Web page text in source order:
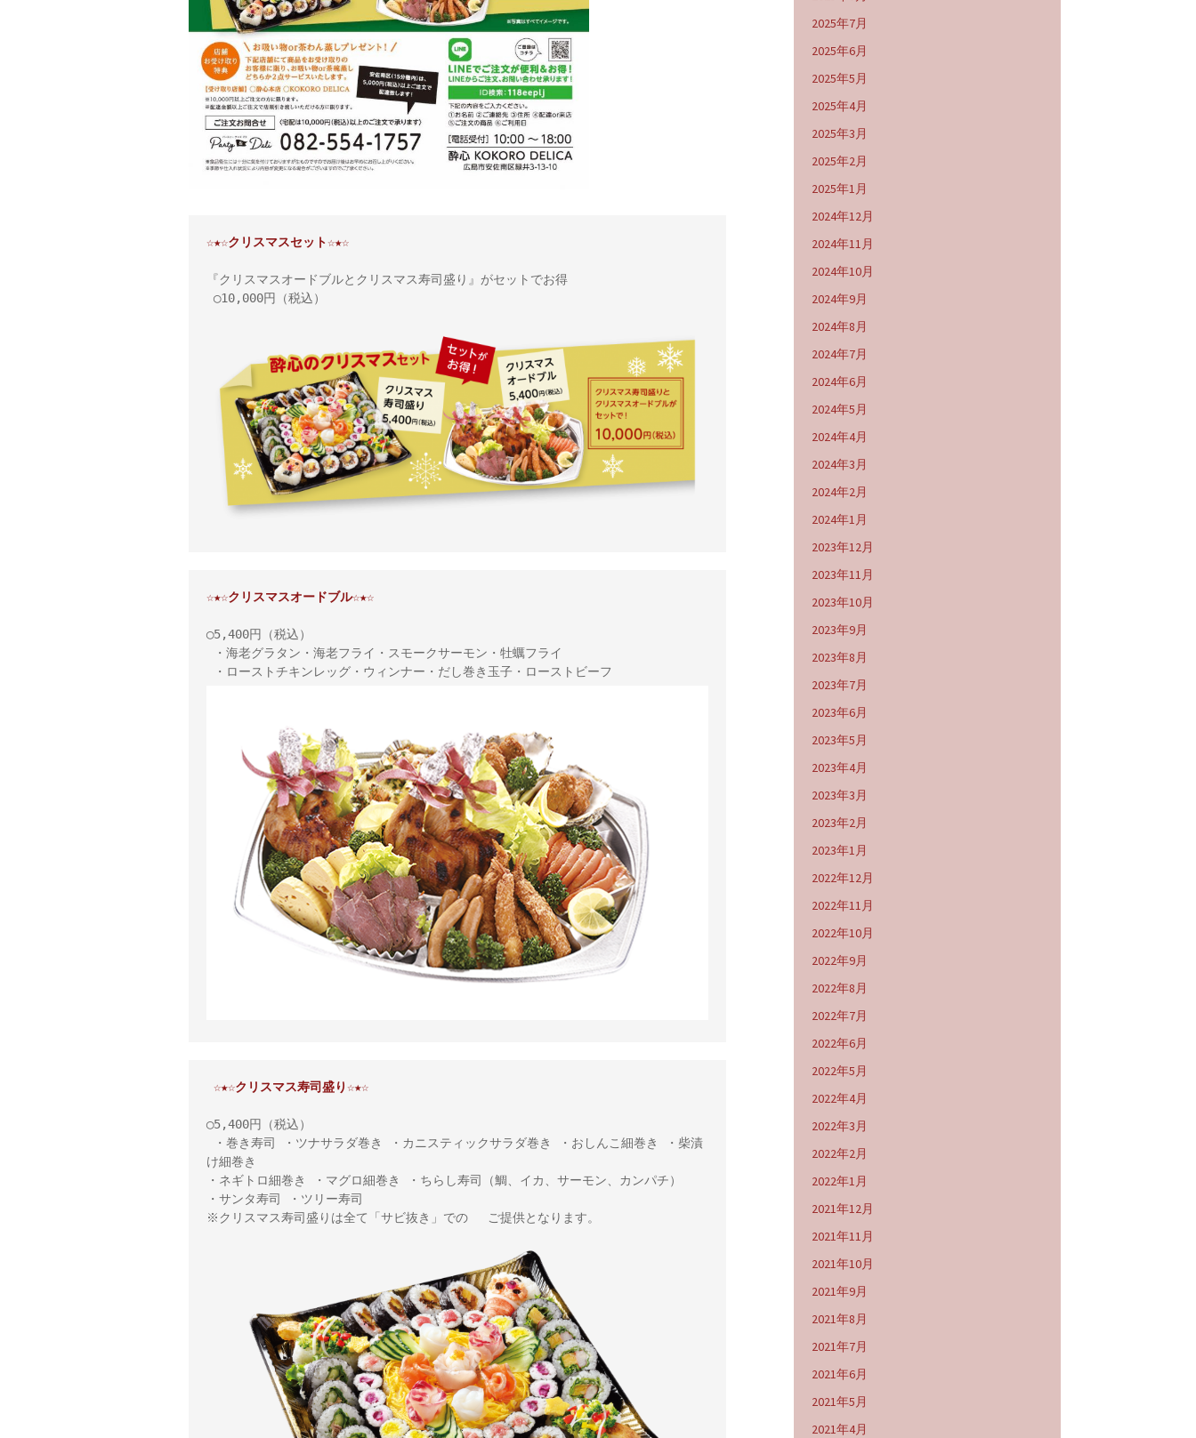
☆★☆クリスマスセット☆★☆
『クリスマスオードブルとクリスマス寿司盛り』がセットでお得
◯10,000円（税込）
☆★☆クリスマスオードブル☆★☆
◯5,400円（税込）
・ローストチキンレッグ・ウィンナー・だし巻き玉子・ローストビーフ
☆★☆クリスマス寿司盛り☆★☆
◯5,400円（税込）
け細巻き
・ネギトロ細巻き ・マグロ細巻き ・ちらし寿司（鯛、イカ、サーモン、カンパチ）
・サンタ寿司 ・ツリー寿司
※クリスマス寿司盛りは全て「サビ抜き」での 　ご提供となります。
2025年7月
2025年6月
2025年5月
2025年4月
2025年3月
2025年2月
2025年1月
2024年12月
2024年11月
2024年10月
2024年9月
2024年8月
2024年7月
2024年6月
2024年5月
2024年4月
2024年3月
2024年2月
2024年1月
2023年12月
2023年11月
2023年10月
2023年9月
2023年8月
2023年7月
2023年6月
2023年5月
2023年4月
2023年3月
2023年2月
2023年1月
2022年12月
2022年11月
2022年10月
2022年9月
2022年8月
2022年7月
2022年6月
2022年5月
2022年4月
2022年3月
2022年2月
2022年1月
2021年12月
2021年11月
2021年10月
2021年9月
2021年8月
2021年7月
2021年6月
2021年5月
2021年4月